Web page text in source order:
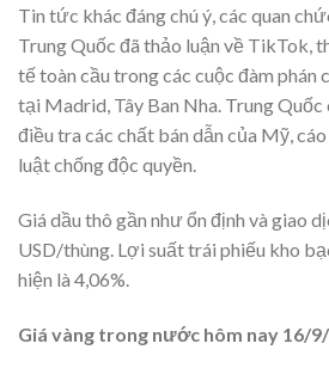
Tin tức khác đáng chú ý, các quan
Trung Quốc đã thảo luận về TikTok,
tế toàn cầu trong các cuộc đàm
tại Madrid, Tây Ban Nha. Trung
điều tra các chất bán dẫn của Mỹ,
luật chống độc quyền.
Giá dầu thô gần như ổn định và giao
USD/thùng. Lợi suất trái phiếu kho
hiện là 4,06%.
Giá vàng trong nước hôm nay 16/